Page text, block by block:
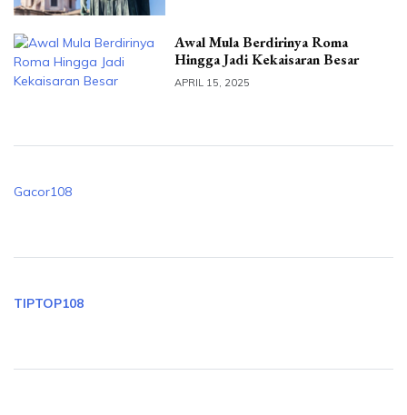
Awal Mula Berdirinya Roma
Hingga Jadi Kekaisaran Besar
APRIL 15, 2025
Gacor108
TIPTOP108